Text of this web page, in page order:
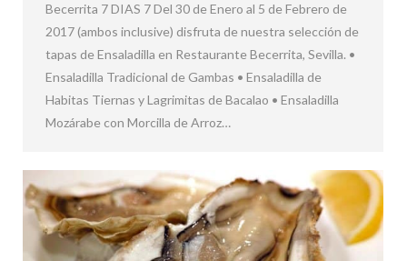
Becerrita 7 DIAS 7 Del 30 de Enero al 5 de Febrero de
2017 (ambos inclusive) disfruta de nuestra selección de
tapas de Ensaladilla en Restaurante Becerrita, Sevilla. •
Ensaladilla Tradicional de Gambas • Ensaladilla de
Habitas Tiernas y Lagrimitas de Bacalao • Ensaladilla
Mozárabe con Morcilla de Arroz…